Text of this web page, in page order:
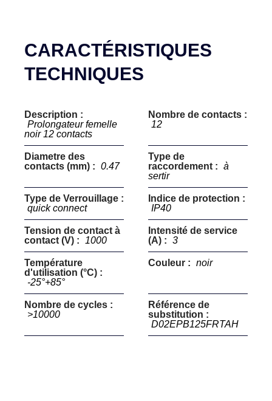
CARACTÉRISTIQUES
TECHNIQUES
Description :
Prolongateur femelle
noir 12 contacts
Nombre de contacts :
12
Diametre des
contacts (mm) : 0.47
Type de
raccordement : à
sertir
Type de Verrouillage :
quick connect
Indice de protection :
IP40
Tension de contact à
contact (V) :
1000
Intensité de service
(A) : 3
Température
d'utilisation (°C) :
-25°+85°
Couleur : noir
Nombre de cycles :
>10000
Référence de
substitution :
D02EPB125FRTAH